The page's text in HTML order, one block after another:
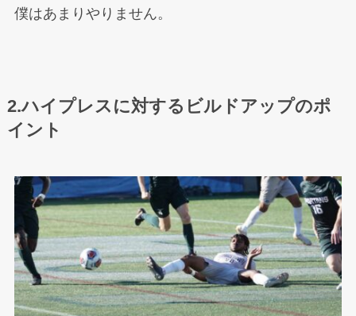
僕はあまりやりません。
2.ハイプレスに対するビルドアップのポ
イント